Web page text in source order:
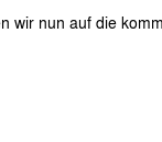
wir nun auf die